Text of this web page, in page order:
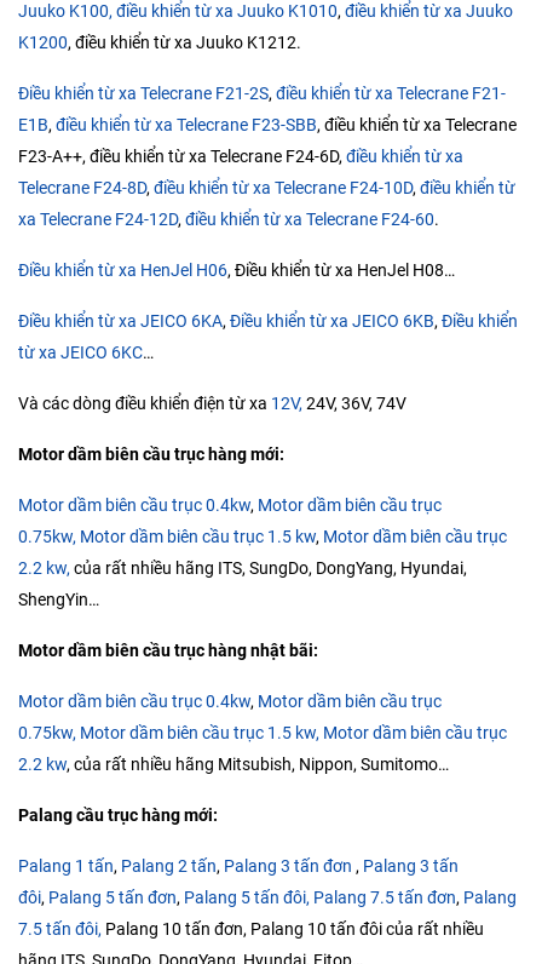
Juuko K100,điều khiển từ xa Juuko K1010,điều khiển từ xa Juuko
K1200, điều khiển từ xa Juuko K1212.
Điều khiển từ xa Telecrane F21-2S,điều khiển từ xa Telecrane F21-
E1B,điều khiển từ xa Telecrane F23-SBB, điều khiển từ xa Telecrane
F23-A++, điều khiển từ xa Telecrane F24-6D,điều khiển từ xa
Telecrane F24-8D,điều khiển từ xa Telecrane F24-10D,điều khiển từ
xa Telecrane F24-12D,điều khiển từ xa Telecrane F24-60.
Điều khiển từ xa HenJel H06, Điều khiển từ xa HenJel H08…
Điều khiển từ xa JEICO 6KA,Điều khiển từ xa JEICO 6KB,Điều khiển
từ xa JEICO 6KC…
Và các dòng điều khiển điện từ xa 12V,24V, 36V, 74V
Motor dầm biên cầu trục hàng mới:
Motor dầm biên cầu trục 0.4kw, Motor dầm biên cầu trục
0.75kw, Motor dầm biên cầu trục 1.5 kw, Motor dầm biên cầu trục
2.2 kw,của rất nhiều hãng ITS, SungDo, DongYang, Hyundai,
ShengYin…
Motor dầm biên cầu trục hàng nhật bãi:
Motor dầm biên cầu trục 0.4kw, Motor dầm biên cầu trục
0.75kw, Motor dầm biên cầu trục 1.5 kw, Motor dầm biên cầu trục
2.2 kw, của rất nhiều hãng Mitsubish, Nippon, Sumitomo…
Palang cầu trục hàng mới:
Palang 1 tấn, Palang 2 tấn, Palang 3 tấn đơn , Palang 3 tấn
đôi, Palang 5 tấn đơn, Palang 5 tấn đôi, Palang 7.5 tấn đơn, Palang
7.5 tấn đôi, Palang 10 tấn đơn, Palang 10 tấn đôi của rất nhiều